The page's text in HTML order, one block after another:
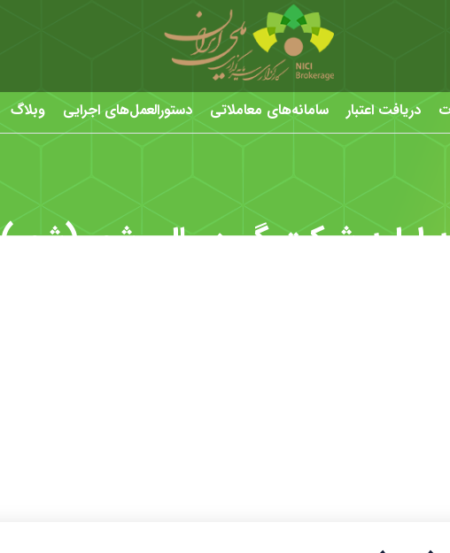
دریافت اعتبار سامانه‌های معاملاتی دستورالعمل‌های اجرایی وبلاگ
اولیه شرکت گروه مالی شهر (شهر)